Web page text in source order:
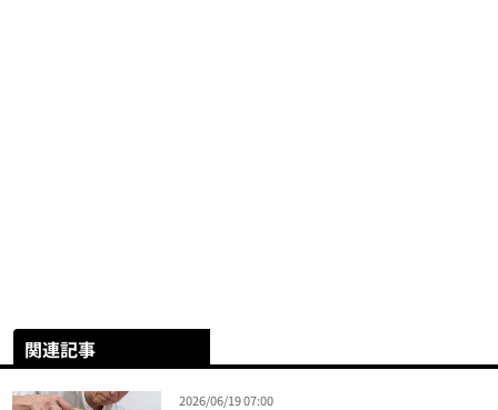
関連記事
2026/06/19 07:00